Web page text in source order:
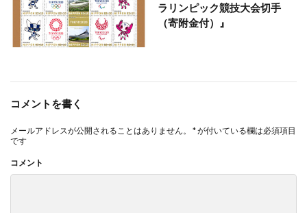
ラリンピック競技大会切手
（寄附金付）』
コメントを書く
メールアドレスが公開されることはありません。 *が付いている欄は必須項目
です
コメント